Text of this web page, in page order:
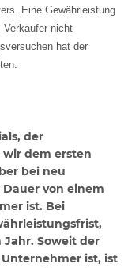
Eine Gewährleistung
Verkäufer nicht
hat der
der
dem ersten
bei neu
von einem
ist. Bei
Jahr. Soweit der
ist, ist